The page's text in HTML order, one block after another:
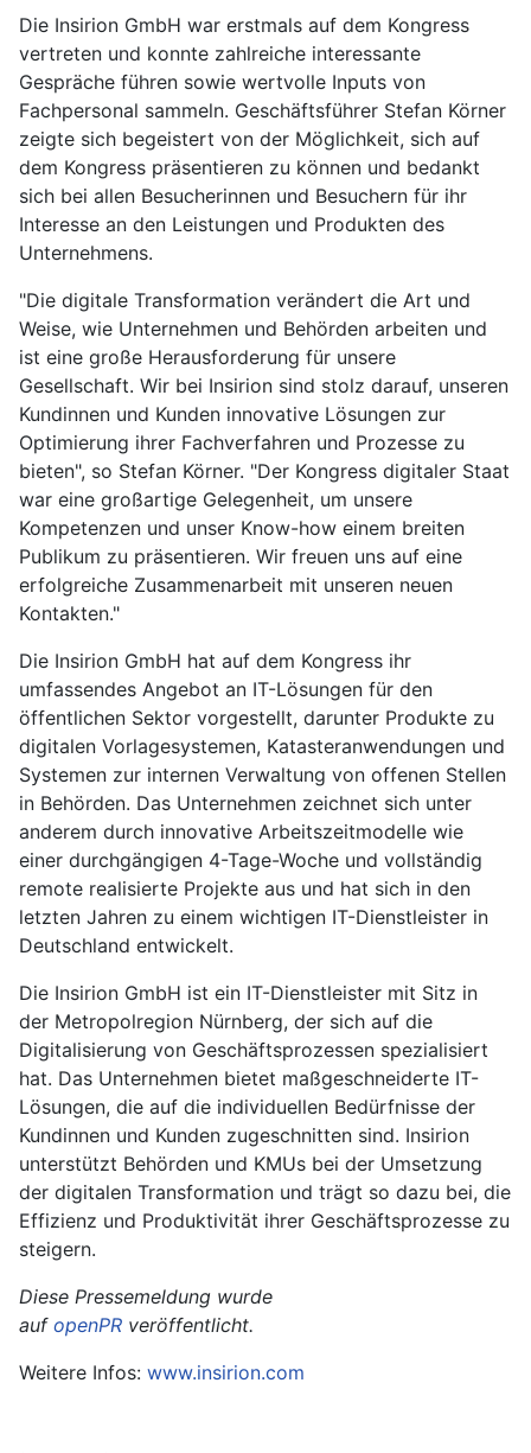
Die Insirion GmbH war erstmals auf dem Kongress
vertreten und konnte zahlreiche interessante
Gespräche führen sowie wertvolle Inputs von
Fachpersonal sammeln. Geschäftsführer Stefan Körner
zeigte sich begeistert von der Möglichkeit, sich auf
dem Kongress präsentieren zu können und bedankt
sich bei allen Besucherinnen und Besuchern für ihr
Interesse an den Leistungen und Produkten des
Unternehmens.
"Die digitale Transformation verändert die Art und
Weise, wie Unternehmen und Behörden arbeiten und
ist eine große Herausforderung für unsere
Gesellschaft. Wir bei Insirion sind stolz darauf, unseren
Kundinnen und Kunden innovative Lösungen zur
Optimierung ihrer Fachverfahren und Prozesse zu
bieten", so Stefan Körner. "Der Kongress digitaler Staat
war eine großartige Gelegenheit, um unsere
Kompetenzen und unser Know-how einem breiten
Publikum zu präsentieren. Wir freuen uns auf eine
erfolgreiche Zusammenarbeit mit unseren neuen
Kontakten."
Die Insirion GmbH hat auf dem Kongress ihr
umfassendes Angebot an IT-Lösungen für den
öffentlichen Sektor vorgestellt, darunter Produkte zu
digitalen Vorlagesystemen, Katasteranwendungen und
Systemen zur internen Verwaltung von offenen Stellen
in Behörden. Das Unternehmen zeichnet sich unter
anderem durch innovative Arbeitszeitmodelle wie
einer durchgängigen 4-Tage-Woche und vollständig
remote realisierte Projekte aus und hat sich in den
letzten Jahren zu einem wichtigen IT-Dienstleister in
Deutschland entwickelt.
Die Insirion GmbH ist ein IT-Dienstleister mit Sitz in
der Metropolregion Nürnberg, der sich auf die
Digitalisierung von Geschäftsprozessen spezialisiert
hat. Das Unternehmen bietet maßgeschneiderte IT-
Lösungen, die auf die individuellen Bedürfnisse der
Kundinnen und Kunden zugeschnitten sind. Insirion
unterstützt Behörden und KMUs bei der Umsetzung
der digitalen Transformation und trägt so dazu bei, die
Effizienz und Produktivität ihrer Geschäftsprozesse zu
steigern.
Diese Pressemeldung wurde
auf openPR veröffentlicht.
Weitere Infos: www.insirion.com